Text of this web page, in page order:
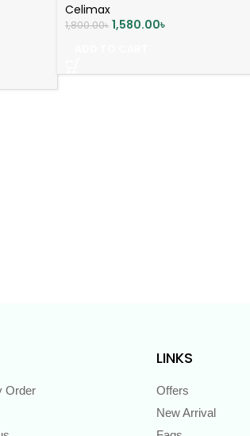
Celimax
1,800.00৳ 1,580.00৳
Order
LINKS
Offers
New Arrival